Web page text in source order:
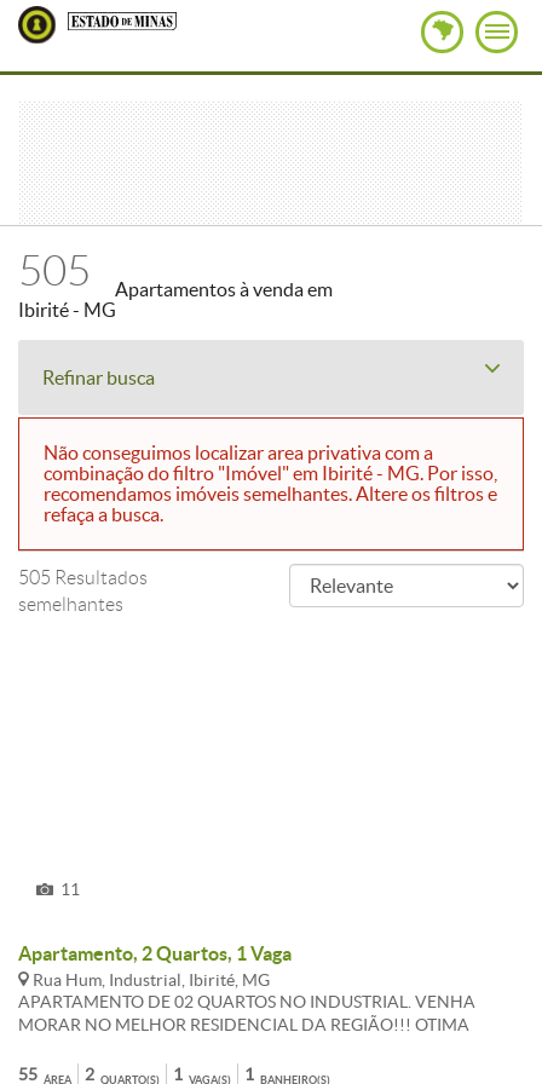
505
Apartamentos à venda em
Ibirité - MG
Refinar busca
Não conseguimos localizar area privativa com a
combinação do filtro "Imóvel" em Ibirité - MG. Por isso,
recomendamos imóveis semelhantes. Altere os filtros e
refaça a busca.
505 Resultados
semelhantes
11
Apartamento, 2 Quartos, 1 Vaga
Rua Hum, Industrial, Ibirité, MG
APARTAMENTO DE 02 QUARTOS NO INDUSTRIAL. VENHA
MORAR NO MELHOR RESIDENCIAL DA REGIÃO!!! OTIMA
LADO DO SUPERMERCADO BH, SENAI. ATENDIDO POR VARIAS
ÁREA
55 QUARTO(S)
2 VAGA(S)
1 BANHEIRO(S)
1